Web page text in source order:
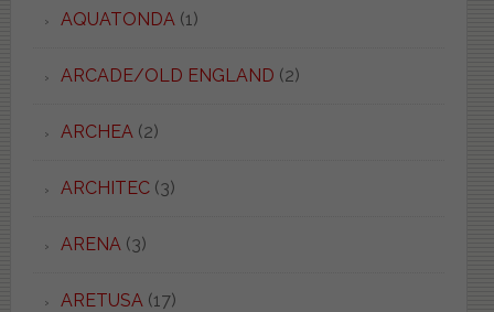
AQUATONDA (1)
ARCADE/OLD ENGLAND (2)
ARCHEA (2)
ARCHITEC(3)
ARENA (3)
ARETUSA (17)